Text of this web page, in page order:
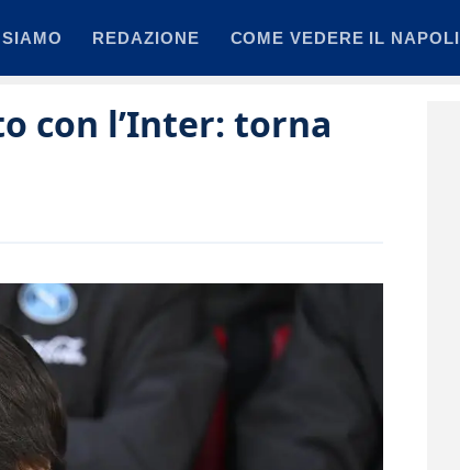
REDAZIONE COME VEDERE IL NAPOLI
con l’Inter: torna